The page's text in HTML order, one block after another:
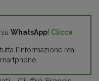
WhatsApp! Clicca
l'informazione real